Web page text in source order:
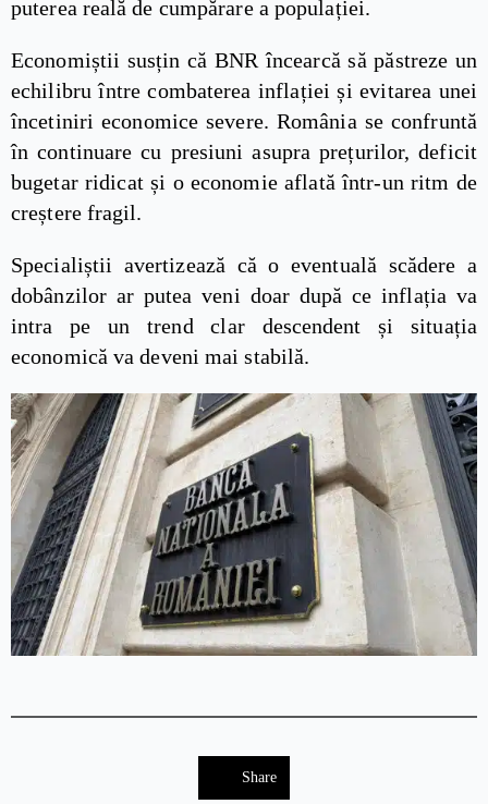
puterea reală de cumpărare a populației.
Economiștii susțin că BNR încearcă să păstreze un
echilibru între combaterea inflației și evitarea unei
încetiniri economice severe. România se confruntă
în continuare cu presiuni asupra prețurilor, deficit
bugetar ridicat și o economie aflată într-un ritm de
creștere fragil.
Specialiștii avertizează că o eventuală scădere a
dobânzilor ar putea veni doar după ce inflația va
intra pe un trend clar descendent și situația
economică va deveni mai stabilă.
Share